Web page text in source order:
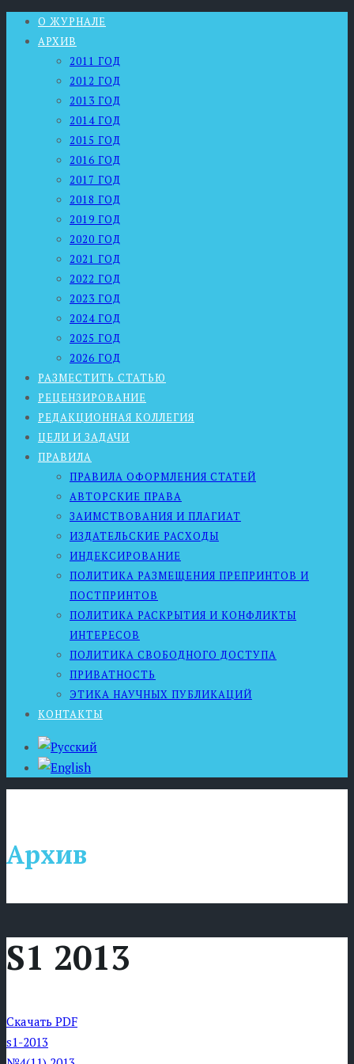
О ЖУРНАЛЕ
АРХИВ
2011 ГОД
2012 ГОД
2013 ГОД
2014 ГОД
2015 ГОД
2016 ГОД
2017 ГОД
2018 ГОД
2019 ГОД
2020 ГОД
2021 ГОД
2022 ГОД
2023 ГОД
2024 ГОД
2025 ГОД
2026 ГОД
РАЗМЕСТИТЬ СТАТЬЮ
РЕЦЕНЗИРОВАНИЕ
РЕДАКЦИОННАЯ КОЛЛЕГИЯ
ЦЕЛИ И ЗАДАЧИ
ПРАВИЛА
ПРАВИЛА ОФОРМЛЕНИЯ СТАТЕЙ
АВТОРСКИЕ ПРАВА
ЗАИМСТВОВАНИЯ И ПЛАГИАТ
ИЗДАТЕЛЬСКИЕ РАСХОДЫ
ИНДЕКСИРОВАНИЕ
ПОЛИТИКА РАЗМЕЩЕНИЯ ПРЕПРИНТОВ И
ПОСТПРИНТОВ
ПОЛИТИКА РАСКРЫТИЯ И КОНФЛИКТЫ
ИНТЕРЕСОВ
ПОЛИТИКА СВОБОДНОГО ДОСТУПА
ПРИВАТНОСТЬ
ЭТИКА НАУЧНЫХ ПУБЛИКАЦИЙ
КОНТАКТЫ
Архив
S1 2013
Скачать PDF
s1-2013